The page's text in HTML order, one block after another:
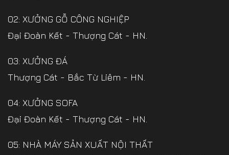
02: XƯỞNG GỖ CÔNG NGHIỆP
Đại Đoàn Kết - Thượng Cát - HN.
03: XƯỞNG ĐÁ
Thượng Cát - Bắc Từ Liêm - HN.
04: XƯỞNG SOFA
Đại Đoàn Kết - Thượng Cát - HN.
05: NHÀ MÁY SẢN XUẤT NỘI THẤT